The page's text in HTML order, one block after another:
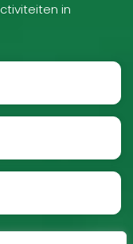
in